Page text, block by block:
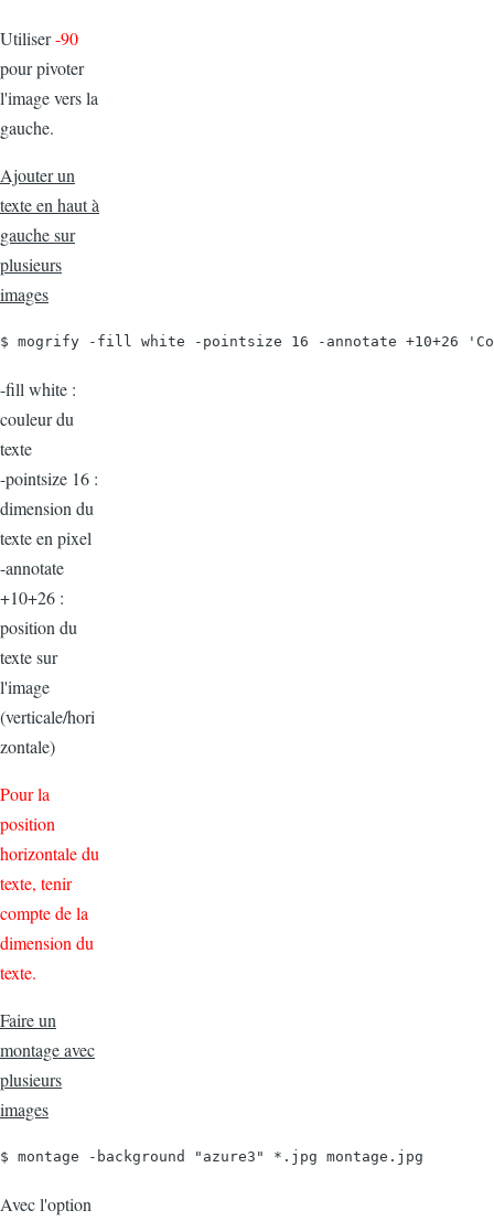
Utiliser-90
pour pivoter
l'image vers la
gauche.
Ajouter un
texte en haut à
gauche sur
plusieurs
images
$ mogrify -fill white -pointsize 16 -annotate +10+26
-fill white :
couleur du
texte
-pointsize 16 :
dimension du
texte en pixel
-annotate
+10+26 :
position du
texte sur
l'image
(verticale/hori
zontale)
Pour la
position
horizontale du
texte, tenir
compte de la
dimension du
texte.
Faire un
montage avec
plusieurs
images
$ montage -background "azure3" *.jpg montage.jpg
Avec l'option